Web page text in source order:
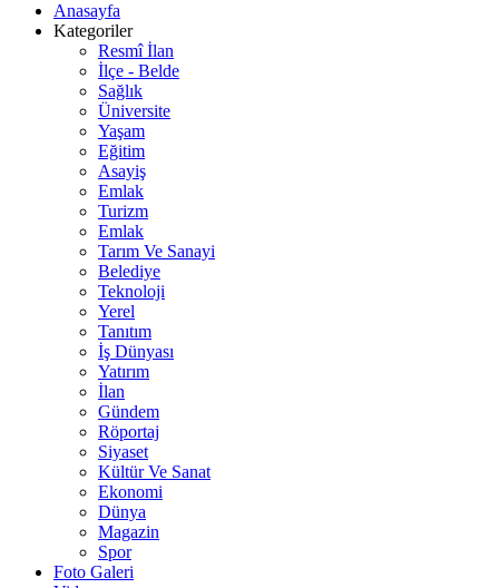
Anasayfa
Kategoriler
Resmî İlan
İlçe - Belde
Sağlık
Üniversite
Yaşam
Eğitim
Asayiş
Emlak
Turizm
Emlak
Tarım Ve Sanayi
Belediye
Teknoloji
Yerel
Tanıtım
İş Dünyası
Yatırım
İlan
Gündem
Röportaj
Siyaset
Kültür Ve Sanat
Ekonomi
Dünya
Magazin
Spor
Foto Galeri